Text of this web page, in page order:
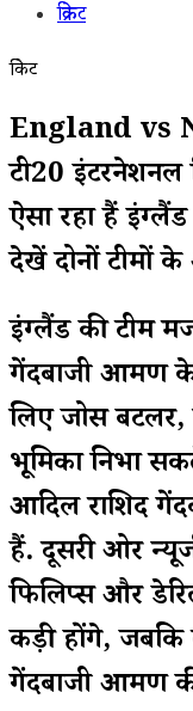
क्रिकेट
क्रिकेट
England vs
टी20
ऐसा रहा हैं
देखें दोनों टीमों
इंग्लैंड की टीम
गेंदबाजी आक्रमण
लिए जोस
भूमिका निभा
आदिल राशिद
हैं. दूसरी ओर
फिलिप्स और
कड़ी होंगे, जबकि
गेंदबाजी आक्रमण